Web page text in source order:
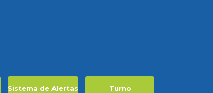
Sistema de Alertas Turno